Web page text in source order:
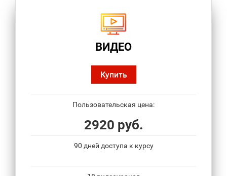
ВИДЕО
Купить
Пользовательская цена:
2920 руб.
90 дней доступа к курсу